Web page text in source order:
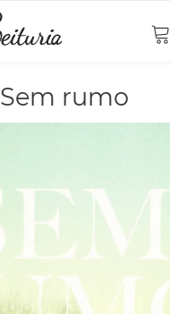
Sem rumo